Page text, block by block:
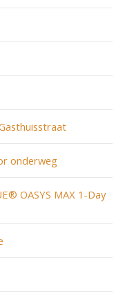
onderweg
OASYS MAX 1-Day